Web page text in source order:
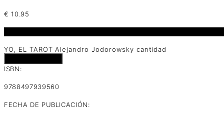
€ 10.95
YO, EL TAROT Alejandro Jodorowsky cantidad
ISBN:
9788497939560
FECHA DE PUBLICACIÓN: